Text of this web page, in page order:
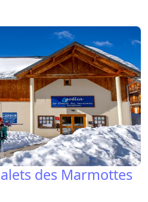
des Marmottes